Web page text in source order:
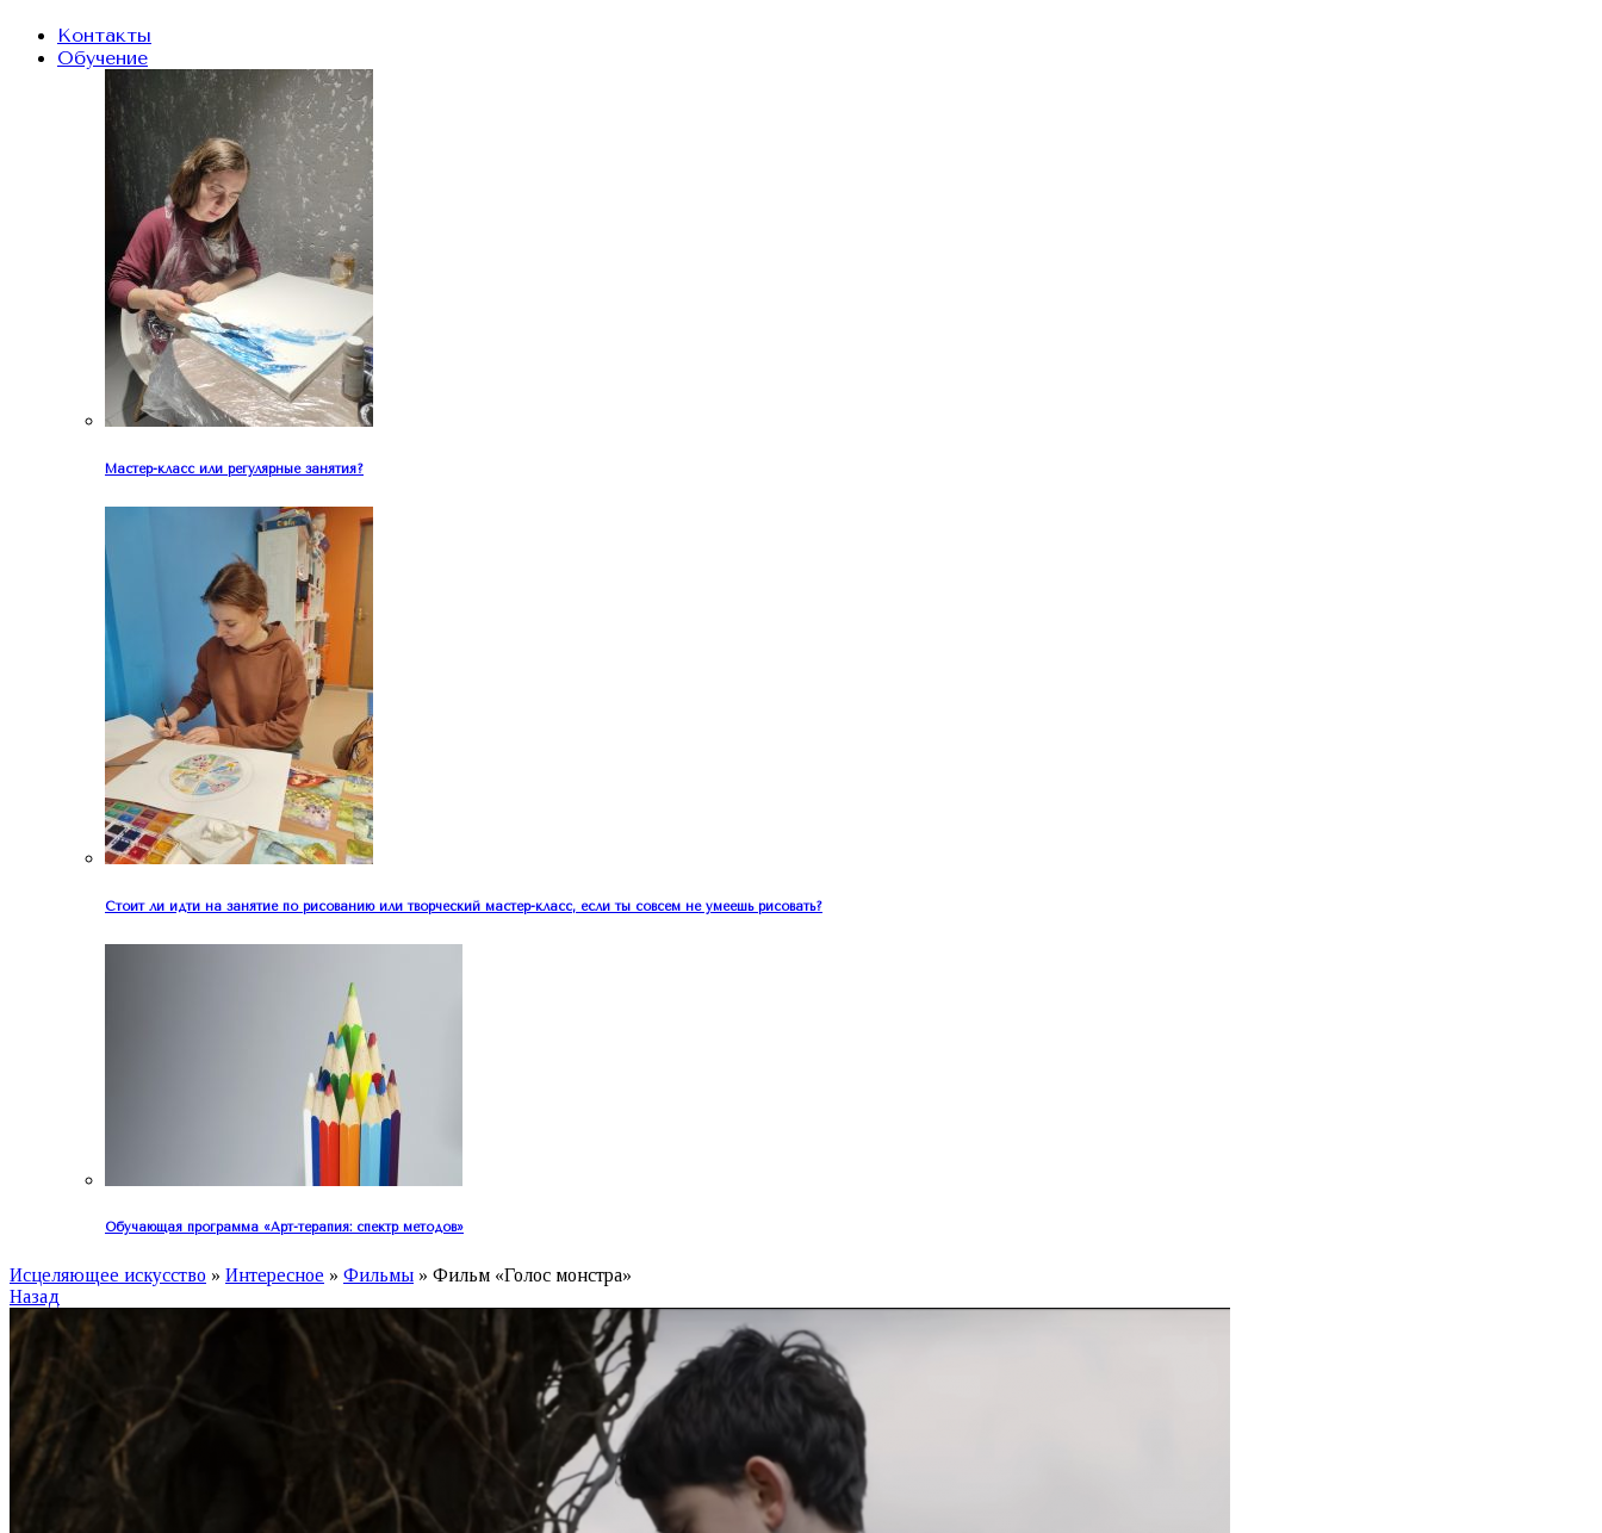
Контакты
Обучение
Мастер-класс или регулярные занятия?
Стоит ли идти на занятие по рисованию или творческий мастер-класс, если ты совсем не умеешь рисовать?
Обучающая программа «Арт-терапия: спектр методов»
Исцеляющее искусство » Интересное » Фильмы » Фильм «Голос монстра»
Назад